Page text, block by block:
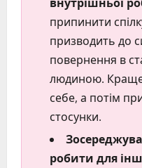
припинити
призводить до
повернення в
людиною. Краще
себе, а потім
стосунки.
робити для